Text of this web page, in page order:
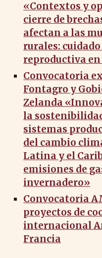
«Contextos y
cierre de
afectan a las
rurales:
reproductiva
Convocatoria
Fontagro y
Zelanda
la
sistemas
del cambio
Latina y el
emisiones de
invernadero»
Convocatoria
proyectos de
internacional
Francia